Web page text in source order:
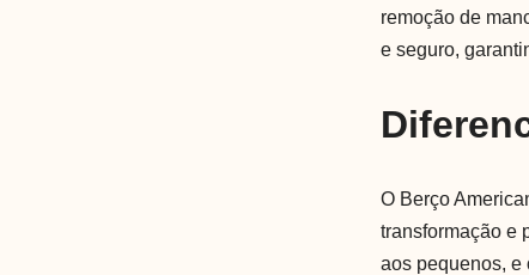
remoção de
e seguro,
O Berço
transformação e
aos pequenos, e